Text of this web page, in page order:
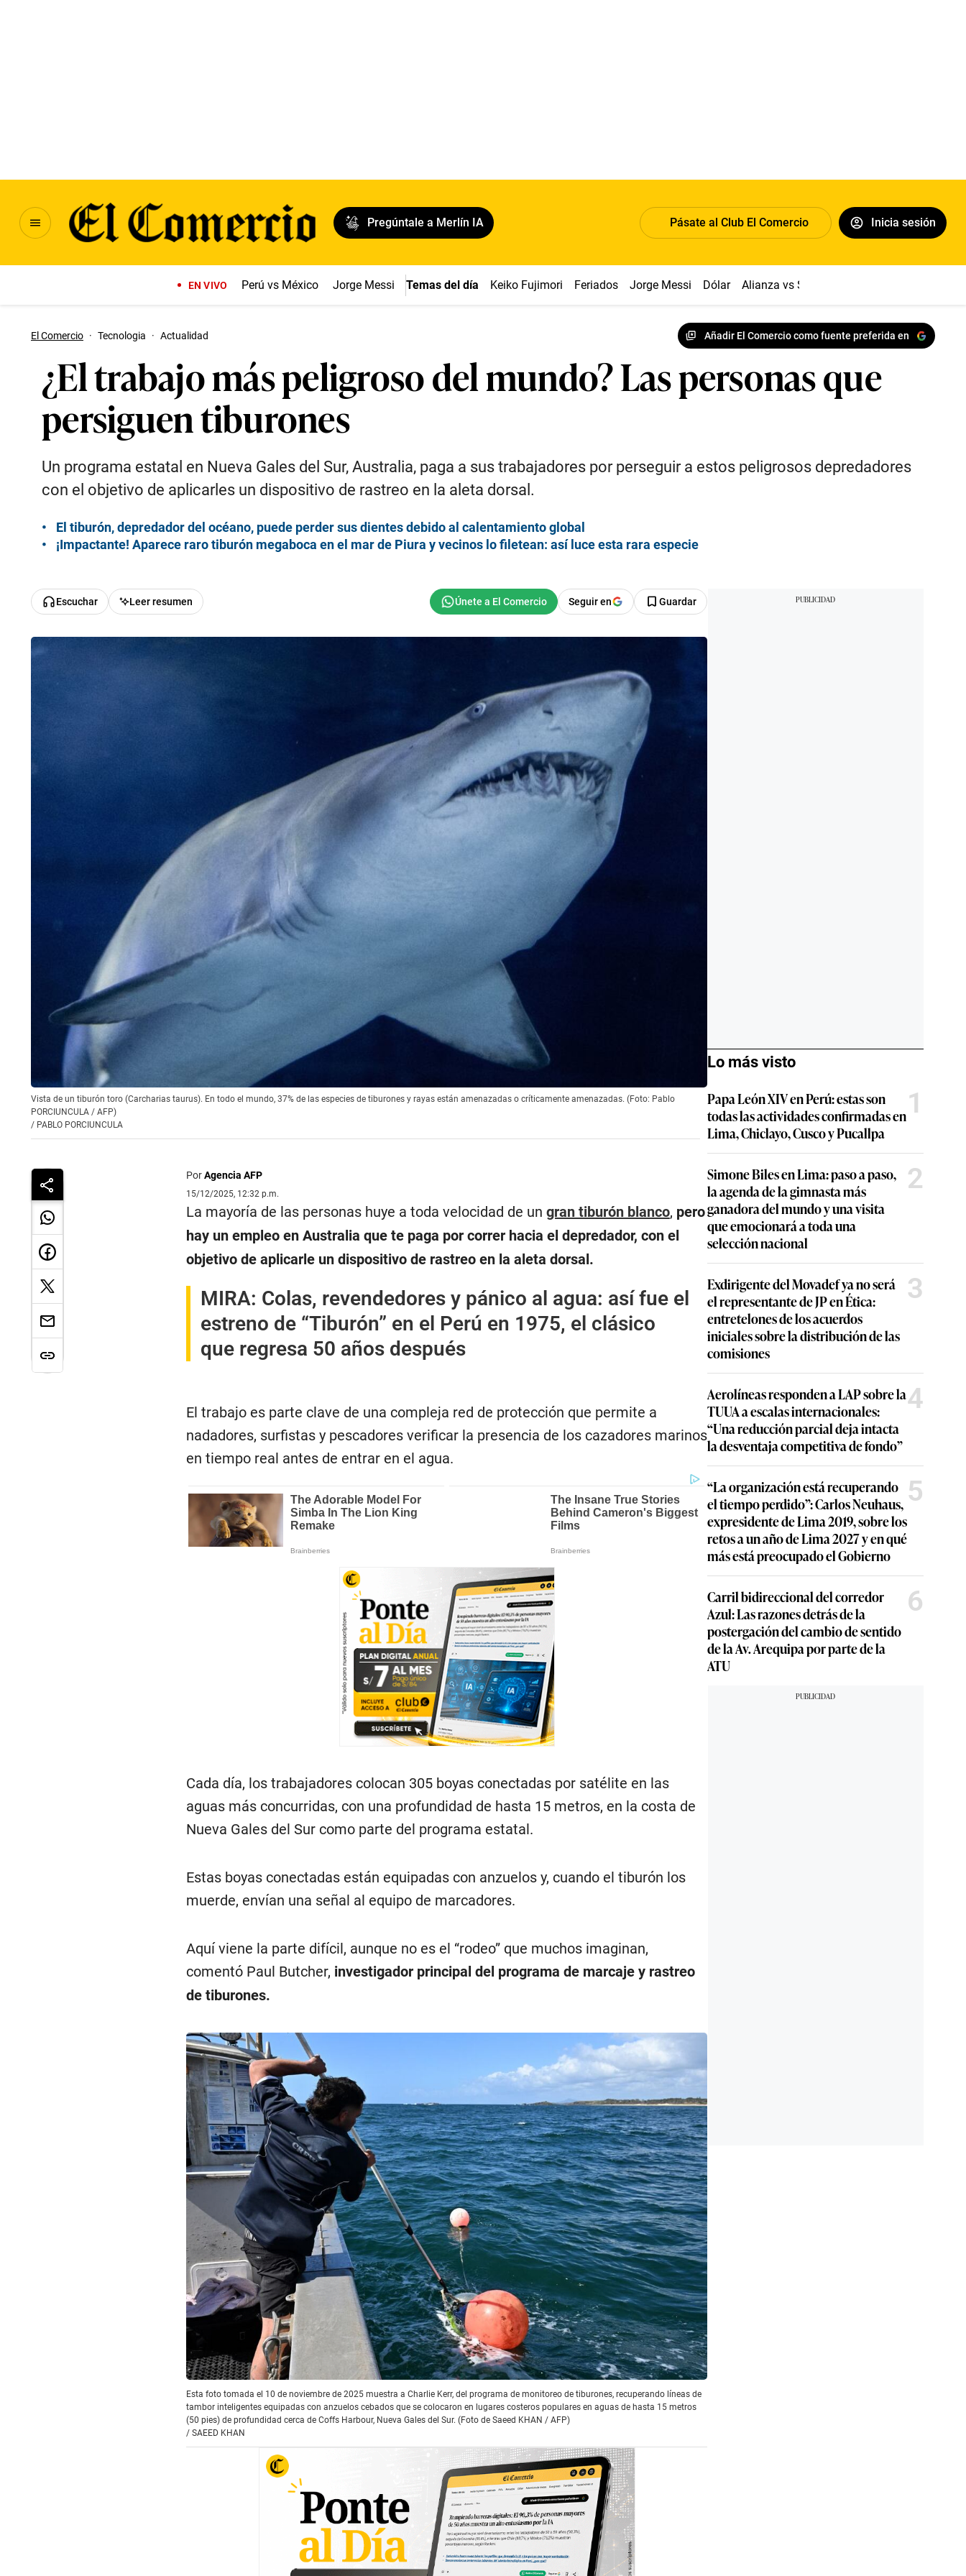
Pregúntale a Merlín IA Pásate al Club El Comercio Inicia sesión
EN VIVO Perú vs México Jorge Messi Temas del día Keiko Fujimori Feriados Jorge Messi Dólar Alianza vs Sport Boys
El Comercio · Tecnologia · Actualidad Añadir El Comercio como fuente preferida en
¿El trabajo más peligroso del mundo? Las personas que
persiguen tiburones
Un programa estatal en Nueva Gales del Sur, Australia, paga a sus trabajadores por perseguir a estos peligrosos depredadores
con el objetivo de aplicarles un dispositivo de rastreo en la aleta dorsal.
El tiburón, depredador del océano, puede perder sus dientes debido al calentamiento global
¡Impactante! Aparece raro tiburón megaboca en el mar de Piura y vecinos lo filetean: así luce esta rara especie
Escuchar Leer resumen Seguir en Guardar
Vista de un tiburón toro (Carcharias taurus). En todo el mundo, 37% de las especies de tiburones y rayas están amenazadas o críticamente amenazadas. (Foto: Pablo
PORCIUNCULA / AFP)
/ PABLO PORCIUNCULA
PorAgencia AFP
15/12/2025, 12:32 p.m.
La mayoría de las personas huye a toda velocidad de un gran tiburón blanco, pero
hay un empleo en Australia que te paga por correr hacia el depredador, con el
objetivo de aplicarle un dispositivo de rastreo en la aleta dorsal.
MIRA: Colas, revendedores y pánico al agua: así fue el
estreno de “Tiburón” en el Perú en 1975, el clásico
que regresa 50 años después
El trabajo es parte clave de una compleja red de protección que permite a
nadadores, surfistas y pescadores verificar la presencia de los cazadores marinos
en tiempo real antes de entrar en el agua.
Cada día, los trabajadores colocan 305 boyas conectadas por satélite en las
aguas más concurridas, con una profundidad de hasta 15 metros, en la costa de
Nueva Gales del Sur como parte del programa estatal.
Estas boyas conectadas están equipadas con anzuelos y, cuando el tiburón los
muerde, envían una señal al equipo de marcadores.
Aquí viene la parte difícil, aunque no es el “rodeo” que muchos imaginan,
comentó Paul Butcher, investigador principal del programa de marcaje y rastreo
de tiburones.
Esta foto tomada el 10 de noviembre de 2025 muestra a Charlie Kerr, del programa de monitoreo de tiburones, recuperando líneas de
tambor inteligentes equipadas con anzuelos cebados que se colocaron en lugares costeros populares en aguas de hasta 15 metros
(50 pies) de profundidad cerca de Coffs Harbour, Nueva Gales del Sur. (Foto de Saeed KHAN / AFP)
/ SAEED KHAN
Lo más visto
Papa León XIV en Perú: estas son
todas las actividades confirmadas en
Lima, Chiclayo, Cusco y Pucallpa
1
Simone Biles en Lima: paso a paso,
la agenda de la gimnasta más
ganadora del mundo y una visita
que emocionará a toda una
selección nacional
2
Exdirigente del Movadef ya no será
el representante de JP en Ética:
entretelones de los acuerdos
iniciales sobre la distribución de las
comisiones
3
Aerolíneas responden a LAP sobre la
TUUA a escalas internacionales:
“Una reducción parcial deja intacta
la desventaja competitiva de fondo”
4
“La organización está recuperando
el tiempo perdido”: Carlos Neuhaus,
expresidente de Lima 2019, sobre los
retos a un año de Lima 2027 y en qué
más está preocupado el Gobierno
5
Carril bidireccional del corredor
Azul: Las razones detrás de la
postergación del cambio de sentido
de la Av. Arequipa por parte de la
ATU
6